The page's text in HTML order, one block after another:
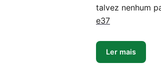
talvez nenhum
e37
Ler mais